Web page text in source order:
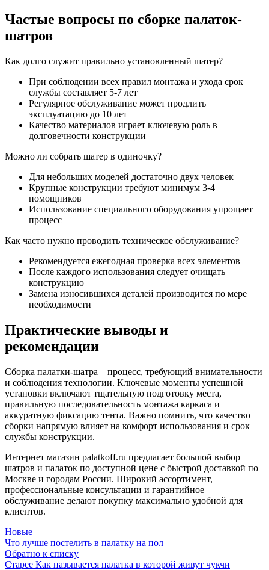
Частые вопросы по сборке палаток-
шатров
Как долго служит правильно установленный шатер?
При соблюдении всех правил монтажа и ухода срок
службы составляет 5-7 лет
Регулярное обслуживание может продлить
эксплуатацию до 10 лет
Качество материалов играет ключевую роль в
долговечности конструкции
Можно ли собрать шатер в одиночку?
Для небольших моделей достаточно двух человек
Крупные конструкции требуют минимум 3-4
помощников
Использование специального оборудования упрощает
процесс
Как часто нужно проводить техническое обслуживание?
Рекомендуется ежегодная проверка всех элементов
После каждого использования следует очищать
конструкцию
Замена износившихся деталей производится по мере
необходимости
Практические выводы и
рекомендации
Сборка палатки-шатра – процесс, требующий внимательности
и соблюдения технологии. Ключевые моменты успешной
установки включают тщательную подготовку места,
правильную последовательность монтажа каркаса и
аккуратную фиксацию тента. Важно помнить, что качество
сборки напрямую влияет на комфорт использования и срок
службы конструкции.
Интернет магазин palatkoff.ru предлагает большой выбор
шатров и палаток по доступной цене с быстрой доставкой по
Москве и городам России. Широкий ассортимент,
профессиональные консультации и гарантийное
обслуживание делают покупку максимально удобной для
клиентов.
Новые
Что лучше постелить в палатку на пол
Обратно к списку
Старее Как называется палатка в которой живут чукчи